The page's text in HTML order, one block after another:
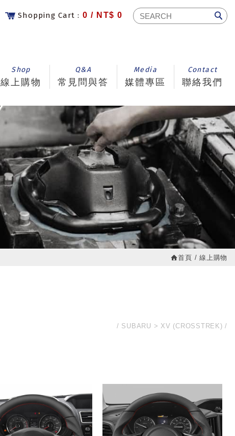
Shopping Cart : 0 / NT$ 0
Shop
線上購物
Q&A
常見問與答
Media
媒體專區
Contact
聯絡我們
首頁 線上購物
SUBARU XV (CROSSTREK)